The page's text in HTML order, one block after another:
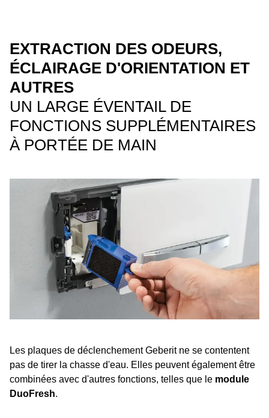
EXTRACTION DES ODEURS,
ÉCLAIRAGE D'ORIENTATION ET
AUTRES
UN LARGE ÉVENTAIL DE
FONCTIONS SUPPLÉMENTAIRES
À PORTÉE DE MAIN
Les plaques de déclenchement Geberit ne se contentent
pas de tirer la chasse d'eau. Elles peuvent également être
combinées avec d'autres fonctions, telles que le module
DuoFresh.